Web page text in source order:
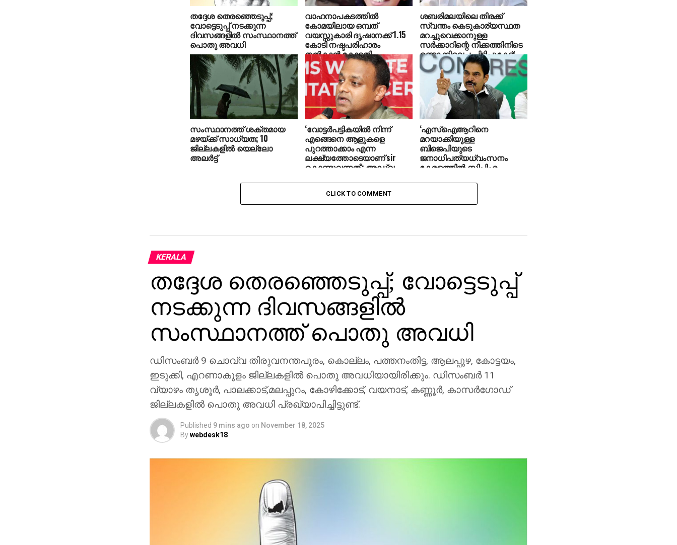
തദ്ദേശ തെരഞ്ഞെടുപ്പ്;
വോട്ടെടുപ്പ് നടക്കുന്ന
ദിവസങ്ങളില്‍ സംസ്ഥാനത്ത്
പൊതു അവധി
വാഹനാപകടത്തില്‍
കോമയിലായ ഒമ്പത്
വയസ്സുകാരി ദൃഷാനക്ക് 1.15
കോടി നഷ്ടപരിഹാരം
നല്‍കാന്‍ കോടതി
ശബരിമലയിലെ തിരക്ക്
സ്വന്തം കെടുകാര്യസ്ഥത
മറച്ചുവെക്കാനുള്ള
സര്‍ക്കാറിന്റെ നീക്കത്തിനിടെ
ഉണ്ടാക്കിവെച്ച പിടിപ്പുകേട്;
കെ.സി വേണുഗോപാല്‍
സംസ്ഥാനത്ത് ശക്തമായ
മഴയ്ക്ക് സാധ്യത; 10
ജില്ലകളില്‍ യെല്ലോ
അലര്‍ട്ട്
‘വോട്ടര്‍പട്ടികയില്‍ നിന്ന്
എങ്ങെനെ ആളുകളെ
പുറത്താക്കാം എന്ന
ലക്ഷ്യത്തോടെയാണ് sir
കൊണ്ടുവന്നത്’: അഡ്വ.
‘എസ്‌ഐആറിനെ
മറയാക്കിയുള്ള
ബിജെപിയുടെ
ജനാധിപത്യധ്വംസനം
കേരളത്തില്‍ സിപിഎം
വേണുഗോപാല്‍ എംപി
CLICK TO COMMENT
KERALA
തദ്ദേശ തെരഞ്ഞെടുപ്പ്; വോട്ടെടുപ്പ്
നടക്കുന്ന ദിവസങ്ങളില്‍
സംസ്ഥാനത്ത് പൊതു അവധി
ഡിസംബര്‍ 9 ചൊവ്വ തിരുവനന്തപുരം, കൊല്ലം, പത്തനംതിട്ട, ആലപ്പുഴ, കോട്ടയം,
ഇടുക്കി, എറണാകുളം ജില്ലകളില്‍ പൊതു അവധിയായിരിക്കും. ഡിസംബര്‍ 11
വ്യാഴം തൃശൂര്‍, പാലക്കാട്,മലപ്പുറം, കോഴിക്കോട്, വയനാട്, കണ്ണൂര്‍, കാസര്‍ഗോഡ്
ജില്ലകളില്‍ പൊതു അവധി പ്രഖ്യാപിച്ചിട്ടുണ്ട്.
Published 9 mins ago on November 18, 2025
Bywebdesk18